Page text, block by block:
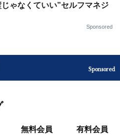
ゃなくていい”セルフマネジ
Sponsored
Sponsored
無料会員 有料会員